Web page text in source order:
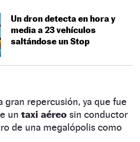
Un dron detecta en hora y
media a 23 vehículos
saltándose un Stop
gran repercusión, ya que fue
un taxi aéreo sin conductor
de una megalópolis como